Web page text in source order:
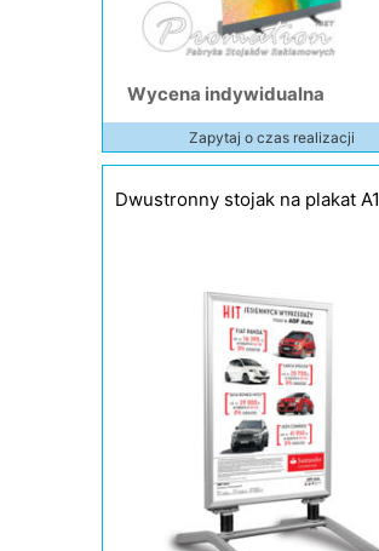
Wycena indywidualna
Zapytaj o czas realizacji
Dwustronny stojak na plakat A1